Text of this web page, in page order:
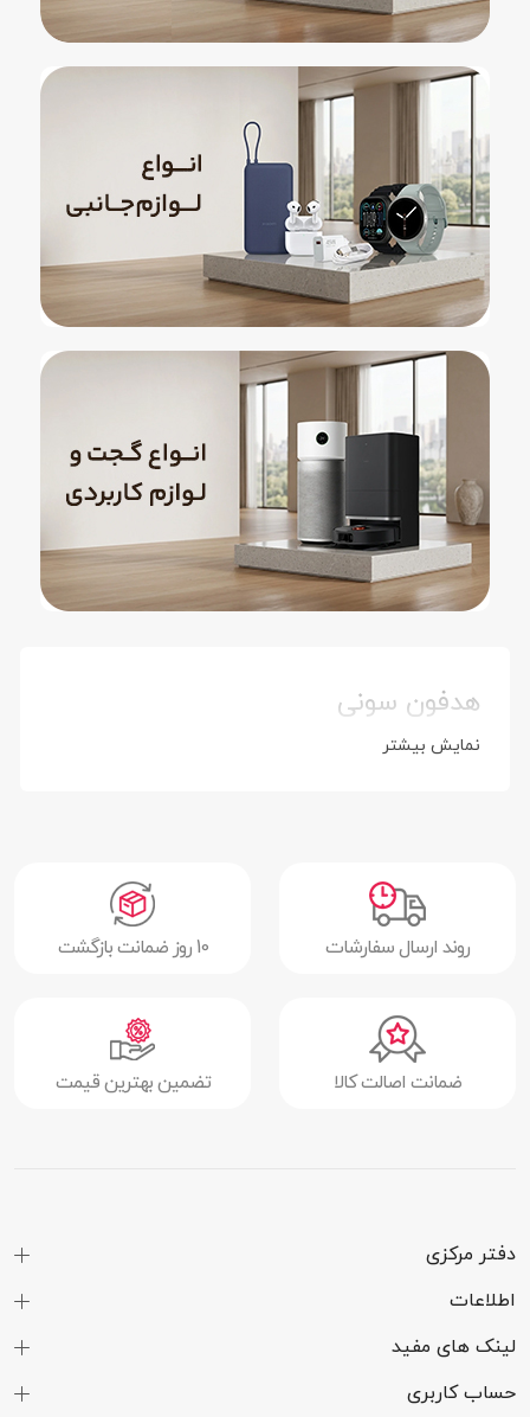
هدفون سونی
نمایش بیشتر
روند ارسال سفارشات 10 روز ضمانت بازگشت
ضمانت اصالت کالا تضمین بهترین قیمت
دفتر مرکزی
اطلاعات
لینک های مفید
حساب کاربری